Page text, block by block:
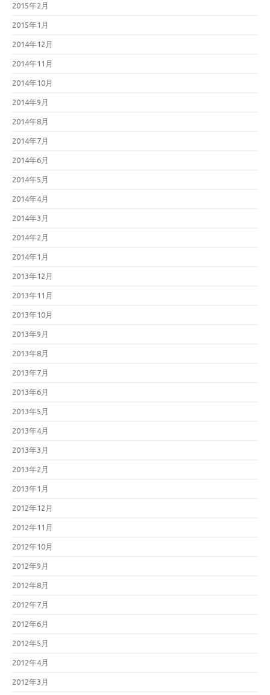
2015年2月
2015年1月
2014年12月
2014年11月
2014年10月
2014年9月
2014年8月
2014年7月
2014年6月
2014年5月
2014年4月
2014年3月
2014年2月
2014年1月
2013年12月
2013年11月
2013年10月
2013年9月
2013年8月
2013年7月
2013年6月
2013年5月
2013年4月
2013年3月
2013年2月
2013年1月
2012年12月
2012年11月
2012年10月
2012年9月
2012年8月
2012年7月
2012年6月
2012年5月
2012年4月
2012年3月